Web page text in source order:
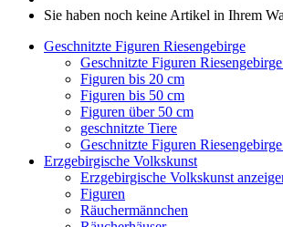
Sie haben noch keine Artikel in Ihrem
Geschnitzte Figuren Riesengebirge
Geschnitzte Figuren
Figuren bis 20 cm
Figuren bis 50 cm
Figuren über 50 cm
geschnitzte Tiere
Geschnitzte Figuren
Erzgebirgische Volkskunst
Erzgebirgische Volkskunst
Figuren
Räuchermännchen